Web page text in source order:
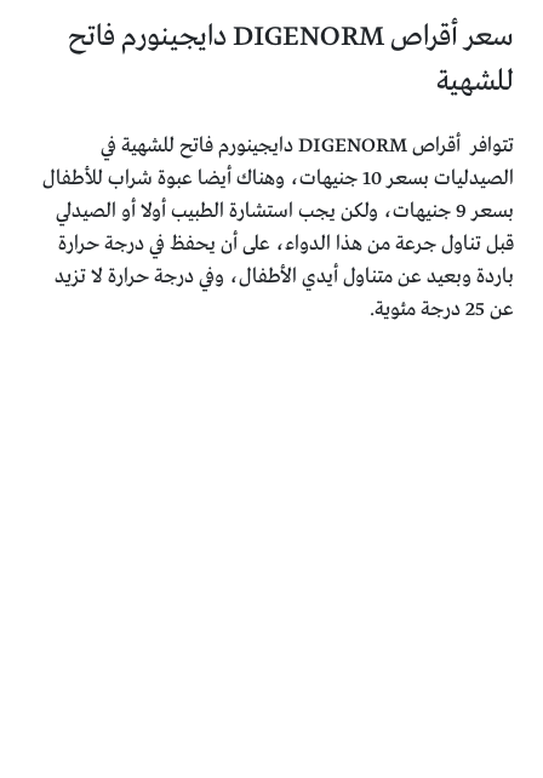
سعر أقراص DIGENORM دايجينورم فاتح
للشهية
تتوافر أقراص DIGENORM دايجينورم فاتح للشهية في
الصيدليات بسعر 10 جنيهات، وهناك أيضا عبوة شراب للأطفال
بسعر 9 جنيهات، ولكن يجب استشارة الطبيب أولا أو الصيدلي
قبل تناول جرعة من هذا الدواء، على أن يحفظ في درجة حرارة
باردة وبعيد عن متناول أيدي الأطفال، وفي درجة حرارة لا تزيد
عن 25 درجة مئوية.